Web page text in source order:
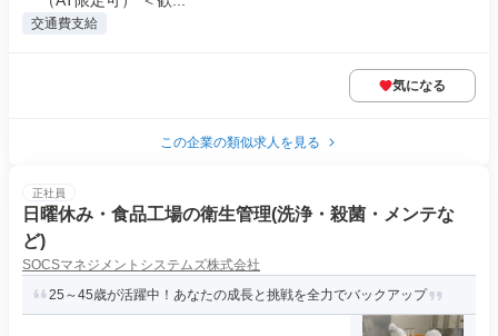
交通費支給
気になる
この企業の類似求人を見る
正社員
日曜休み・食品工場の衛生管理(洗浄・殺菌・メンテな
ど)
SOCSマネジメントシステムズ株式会社
25～45歳が活躍中！あなたの成長と挑戦を全力でバックアップ